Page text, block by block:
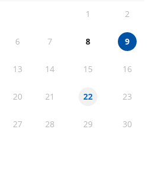
1 2
6 7 8 9
13 14 15 16
20 21 22 23
27 28 29 30